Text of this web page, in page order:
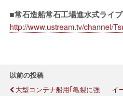
■常石造船常石工場進水式ライ
http://www.ustream.tv/channel/
以前の投稿
大型コンテナ船用｢亀裂に強
イ